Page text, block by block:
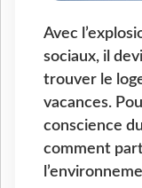
Avec
sociaux, il
trouver le
vacances.
conscience
comment